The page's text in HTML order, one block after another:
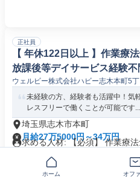
正社員
【 年休122日以上 】作業
放課後等デイサービス経験
ウェルビー株式会社ハビー志木本町5
未経験の方、経験者も活躍中！気
レスフリーで働くことが可能です...
埼玉県志木市本町
月給27万5000円～34万円
求める人材: 【必須】 作業療
不安・・・」 「資格...
+1個
ホーム オフ